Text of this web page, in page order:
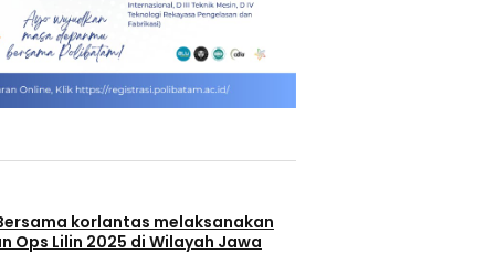
korlantas melaksanakan
Ops Lilin 2025 di Wilayah Jawa